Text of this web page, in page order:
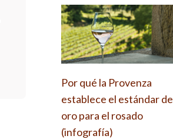
Por qué la Provenza
establece el estándar de
oro para el rosado
(infografía)